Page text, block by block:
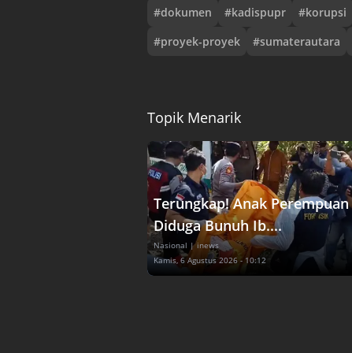
#dokumen #kadispupr #korupsi
#proyek-proyek #sumaterautara
Topik Menarik
Terungkap! Anak Perempuan
Diduga Bunuh Ib....
Nasional | inews
Kamis, 6 Agustus 2026 - 10:12